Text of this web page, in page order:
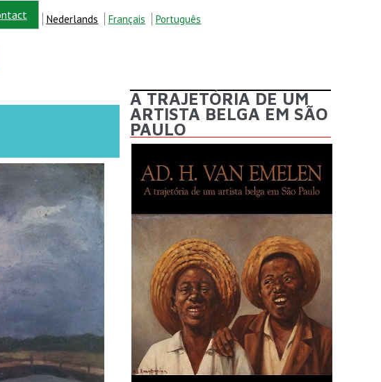
Nederlands Français Português
A TRAJETÓRIA DE UM
ARTISTA BELGA EM SÃO
PAULO